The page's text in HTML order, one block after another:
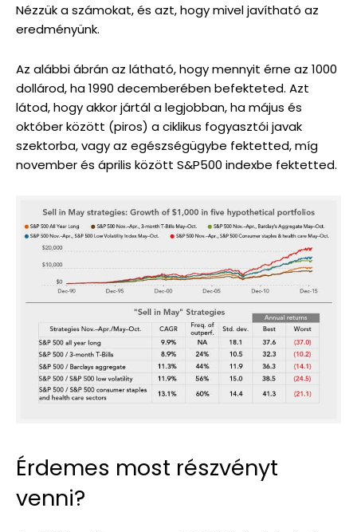
Nézzük a számokat, és azt, hogy mivel javítható az
eredményünk.
Az alábbi ábrán az látható, hogy mennyit érne az 1000
dollárod, ha 1990 decemberében befekteted. Azt
látod, hogy akkor jártál a legjobban, ha május és
október között (piros) a ciklikus fogyasztói javak
szektorba, vagy az egészségügybe fektetted, míg
november és április között S&P500 indexbe fektetted.
Érdemes most részvényt
venni?